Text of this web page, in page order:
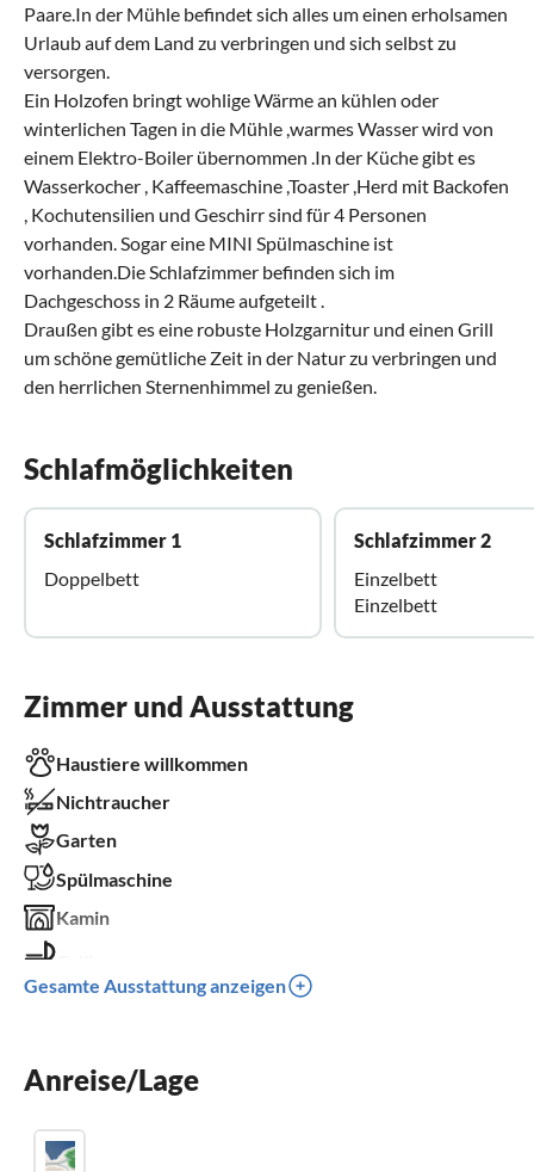
Paare.In der Mühle befindet sich alles um einen erholsamen
Urlaub auf dem Land zu verbringen und sich selbst zu
versorgen.
Ein Holzofen bringt wohlige Wärme an kühlen oder
winterlichen Tagen in die Mühle ,warmes Wasser wird von
einem Elektro-Boiler übernommen .In der Küche gibt es
Wasserkocher , Kaffeemaschine ,Toaster ,Herd mit Backofen
, Kochutensilien und Geschirr sind für 4 Personen
vorhanden. Sogar eine MINI Spülmaschine ist
vorhanden.Die Schlafzimmer befinden sich im
Dachgeschoss in 2 Räume aufgeteilt .
Draußen gibt es eine robuste Holzgarnitur und einen Grill
um schöne gemütliche Zeit in der Natur zu verbringen und
den herrlichen Sternenhimmel zu genießen.
Schlafmöglichkeiten
Schlafzimmer 1
Doppelbett
Schlafzimmer 2
Einzelbett
Einzelbett
Zimmer und Ausstattung
Haustiere willkommen
Nichtraucher
Garten
Spülmaschine
Kamin
Gesamte Ausstattung anzeigen
Anreise/Lage